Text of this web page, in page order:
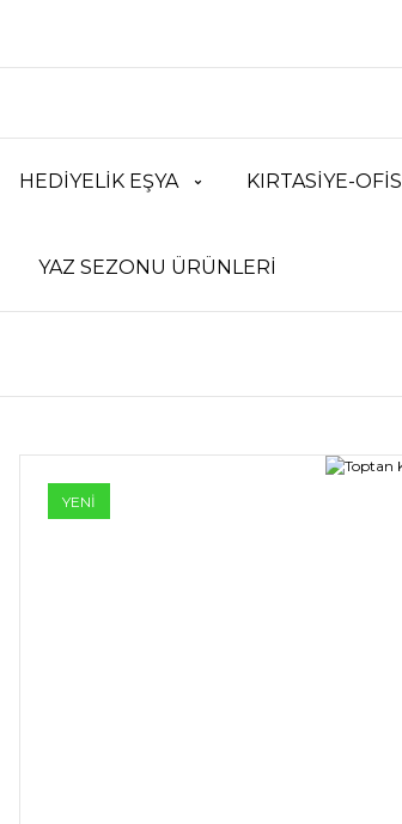
HEDİYELİK EŞYA KIRTASİYE-OFİS
YAZ SEZONU ÜRÜNLERİ
YENİ